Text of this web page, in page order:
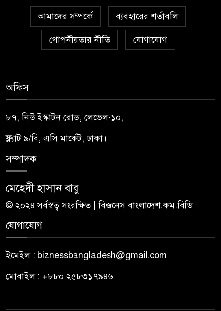
আমাদের সম্পর্কে ব্যবহারের শর্তাবলি
গোপনীয়তার নীতি যোগাযোগ
অফিস
৮৭, নিউ ইস্কাটন রোড, লেভেল-১০,
ফ্ল্যাট ৯/বি, এসি মার্কেট, ঢাকা।
সম্পাদক
মেহেদী হাসান বাবু
© ২০২৪ সর্বস্বত্ব সংরক্ষিত | বিজনেস বাংলাদেশ.কম.বিডি
যোগাযোগ
ইমেইল : biznessbangladesh@gmail.com
মোবাইল : +৮৮০ ২৫৮৩১৭৯৪৬